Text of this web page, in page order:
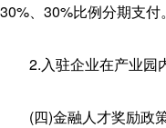
30%、30%比例分期支付。
2.入驻企业在产业园
(四)金融人才奖励政